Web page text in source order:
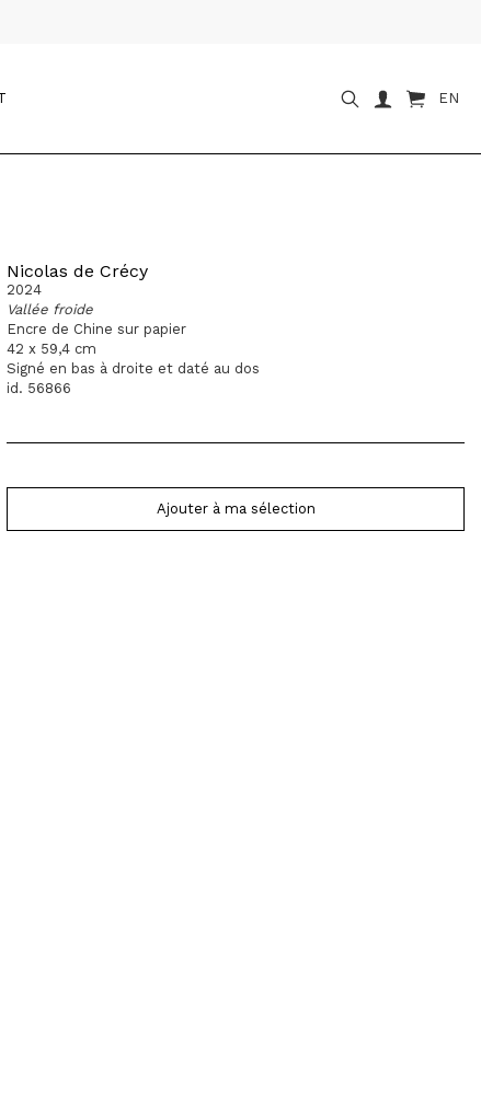
EN
Nicolas de Crécy
2024
Vallée froide
Encre de Chine sur papier
42 x 59,4 cm
Signé en bas à droite et daté au dos
id. 56866
Ajouter à ma sélection